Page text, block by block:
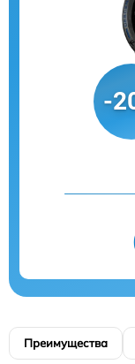
-
Преимущества